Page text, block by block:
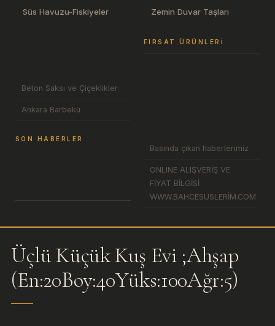
Süs Havuzu-Fiskiyeler Zemin Duvar Taşları
FIRSAT ÜRÜNLERI
Beton Saksı ve Çiçeklikler
Ankara Barbekü
SON HABERLER
Basında çıkan haberlerimiz
ONLINE ALIŞVERİŞ VE
FİYAT BİLGİSİ
WWW.BAHCESUSLERİM.COM
Üçlü Küçük Kuş Evi ;Ahşap
(En:20Boy:40Yüks:100Ağr:5)